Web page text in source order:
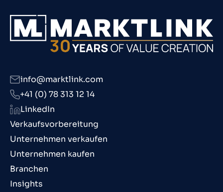
Verkaufsvorbereitung
Unternehmen verkaufen
Unternehmen kaufen
Branchen
Insights
info@marktlink.com
+41 (0) 78 313 12 14
LinkedIn